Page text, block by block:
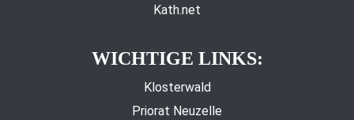
Kath.net
WICHTIGE LINKS:
Klosterwald
Priorat Neuzelle